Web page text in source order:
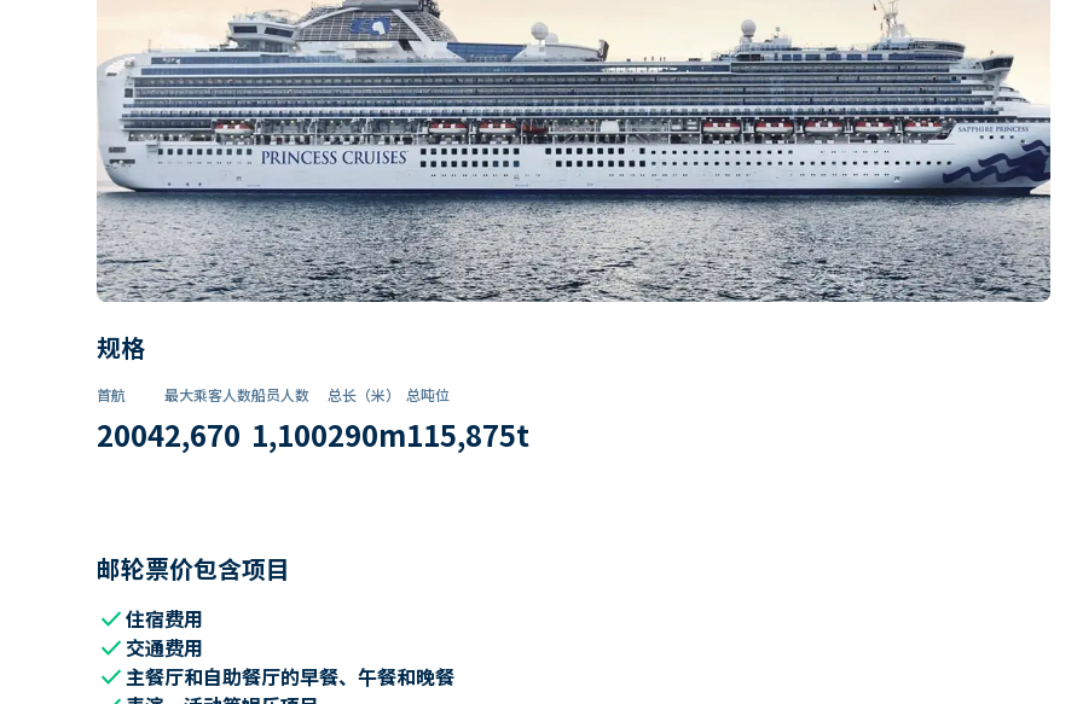
规格
首航
2004
最大乘客人数
2,670
船员人数
1,100
总长（米）
290m
总吨位
115,875t
邮轮票价包含项目
check住宿费用
check 交通费用
check主餐厅和自助餐厅的早餐、午餐和晚餐